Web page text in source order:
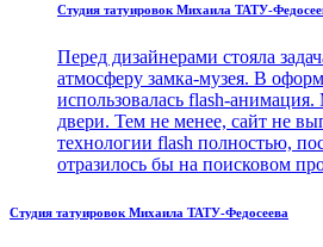
Студия татуировок Михаила ТАТУ-
Перед дизайнерами стояла
атмосферу замка-музея. В
использовалась flash-
двери. Тем не менее, сайт не
технологии flash полностью,
отразилось бы на поисковом
Студия татуировок Михаила ТАТУ-Федосеева